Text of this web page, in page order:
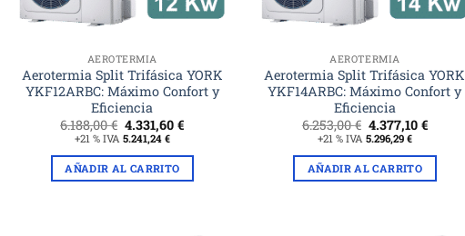
AEROTERMIA
Aerotermia Split Trifásica YORK
YKF12ARBC: Máximo Confort y
Eficiencia
6.188,00€ El
precio
original
era:
6.188,00 €.
4.331,60€El
es:
+21 % IVA 5.241,24 €
AÑADIR AL CARRITO
AEROTERMIA
Aerotermia Split Trifásica YORK
YKF14ARBC: Máximo Confort y
Eficiencia
6.253,00€ El
precio
original
era:
6.253,00 €.
4.377,10€El
es:
+21 % IVA 5.296,29 €
AÑADIR AL CARRITO